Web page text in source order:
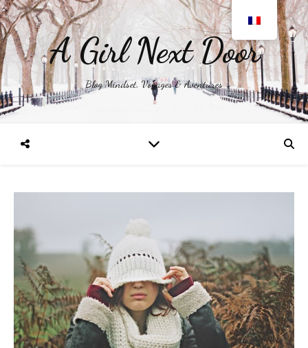
A Girl Next Door
Blog Mindset, Voyages & Aventures